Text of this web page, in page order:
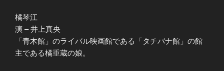
橘琴江
演 – 井上真央
「青木館」のライバル映画館である「タチバナ館」の館
主である橘重蔵の娘。